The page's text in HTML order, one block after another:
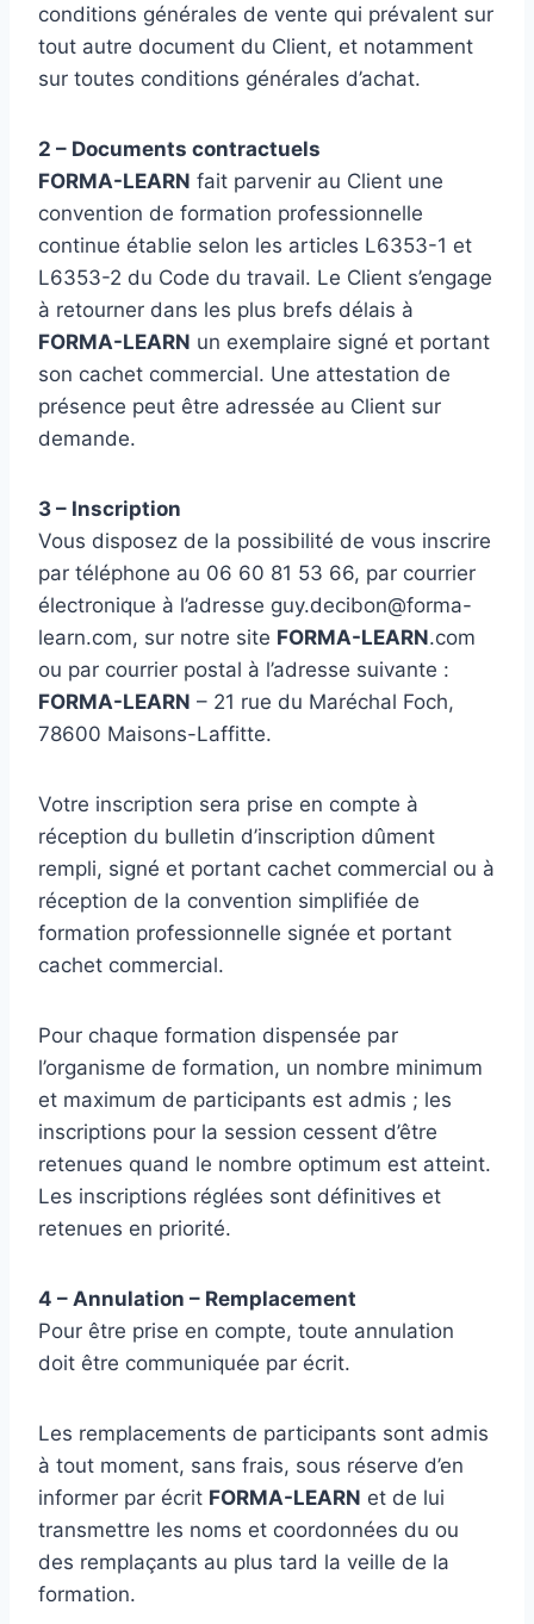
conditions générales de vente qui prévalent sur
tout autre document du Client, et notamment
sur toutes conditions générales d’achat.
2 – Documents contractuels
FORMA-LEARN fait parvenir au Client une
convention de formation professionnelle
continue établie selon les articles L6353-1 et
L6353-2 du Code du travail. Le Client s’engage
à retourner dans les plus brefs délais à
FORMA-LEARN un exemplaire signé et portant
son cachet commercial. Une attestation de
présence peut être adressée au Client sur
demande.
3 – Inscription
Vous disposez de la possibilité de vous inscrire
par téléphone au 06 60 81 53 66, par courrier
électronique à l’adresse guy.decibon@forma-
learn.com, sur notre site FORMA-LEARN.com
ou par courrier postal à l’adresse suivante :
FORMA-LEARN – 21 rue du Maréchal Foch,
78600 Maisons-Laffitte.
Votre inscription sera prise en compte à
réception du bulletin d’inscription dûment
rempli, signé et portant cachet commercial ou à
réception de la convention simplifiée de
formation professionnelle signée et portant
cachet commercial.
Pour chaque formation dispensée par
l’organisme de formation, un nombre minimum
et maximum de participants est admis ; les
inscriptions pour la session cessent d’être
retenues quand le nombre optimum est atteint.
Les inscriptions réglées sont définitives et
retenues en priorité.
4 – Annulation – Remplacement
Pour être prise en compte, toute annulation
doit être communiquée par écrit.
Les remplacements de participants sont admis
à tout moment, sans frais, sous réserve d’en
informer par écrit FORMA-LEARN et de lui
transmettre les noms et coordonnées du ou
des remplaçants au plus tard la veille de la
formation.